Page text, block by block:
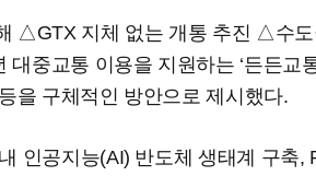
△GTX 지체 없는 개통 추진 △수도
중교통 이용을 지원하는 ‘든든교
을 구체적인 방안으로 제시했다.
인공지능(AI) 반도체 생태계 구축,